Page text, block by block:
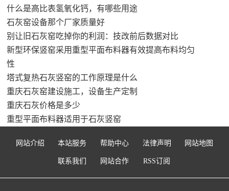
什么是高比表氢氧化钙，有哪些用途
石灰窑设备那个厂家质量好
别让旧石灰窑吃掉你的利润：技改前后数据对比
新型环保竖窑采用重型平面布料器有效提高布料均匀
性
塔式复热石灰竖窑的工作原理是什么
重庆石灰窑建设施工，设备生产定制
重庆石灰价格是多少
重型平面布料器适用于石灰竖窑
网站介绍 本站服务 帮助中心 法律声明 网站地图
联系我们 网站合作 RSS订阅